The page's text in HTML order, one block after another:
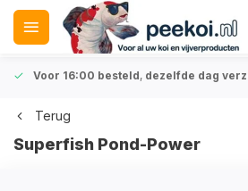
Voor 16:00 besteld, dezelfde dag
Terug
Superfish Pond-Power